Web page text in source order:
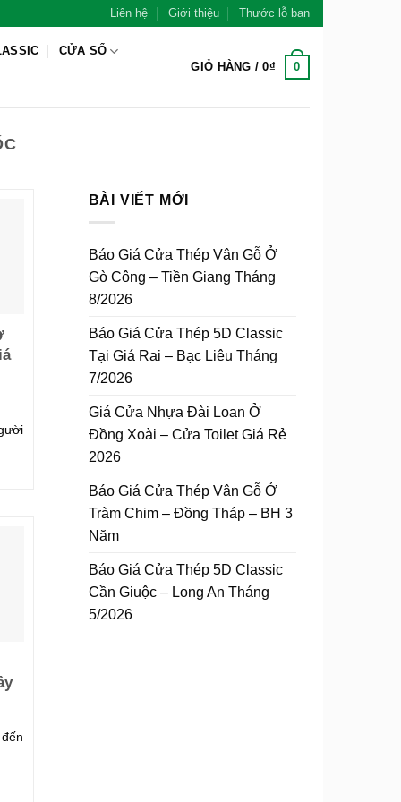
Liên hệ Giới thiệu Thước lỗ ban
CỬA SỔ
GIỎ HÀNG /0₫ 0
BÀI VIẾT MỚI
Báo Giá Cửa Thép Vân Gỗ Ở
Gò Công – Tiền Giang Tháng
8/2026
Báo Giá Cửa Thép 5D Classic
Tại Giá Rai – Bạc Liêu Tháng
7/2026
Giá Cửa Nhựa Đài Loan Ở
Đồng Xoài – Cửa Toilet Giá Rẻ
2026
Báo Giá Cửa Thép Vân Gỗ Ở
Tràm Chim – Đồng Tháp – BH 3
Năm
Báo Giá Cửa Thép 5D Classic
Cần Giuộc – Long An Tháng
5/2026